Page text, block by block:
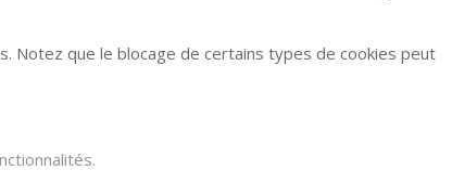
Notez que le blocage de certains types de cookies peut